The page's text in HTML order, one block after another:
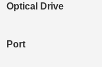
Optical Drive
Port